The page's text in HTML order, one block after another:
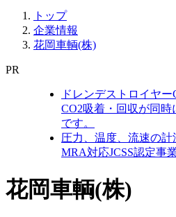
トップ
企業情報
花岡車輌(株)
PR
ドレンデストロイヤ
CO2吸着・回収が同
です。
圧力、温度、流速の
MRA対応JCSS認定事
花岡車輌(株)